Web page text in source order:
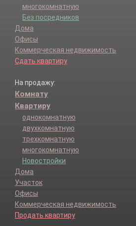
многокомнатную
Без посредников
Дома
Офисы
Коммерческая недвижимость
Сдать квартиру
На продажу:
Комнату
Квартиру
однокомнатную
двухкомнатную
трехкомнатную
многокомнатную
Новостройки
Дома
Участок
Офисы
Коммерческая недвижимость
Продать квартиру